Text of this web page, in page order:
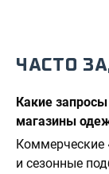
ЧАСТО
Какие
магазины
Коммерческие
и сезонные